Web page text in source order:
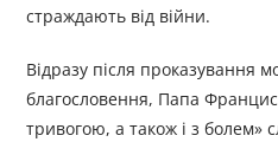
страждають від війни.
Відразу після проказування
благословення, Папа
тривогою, а також і з болем»